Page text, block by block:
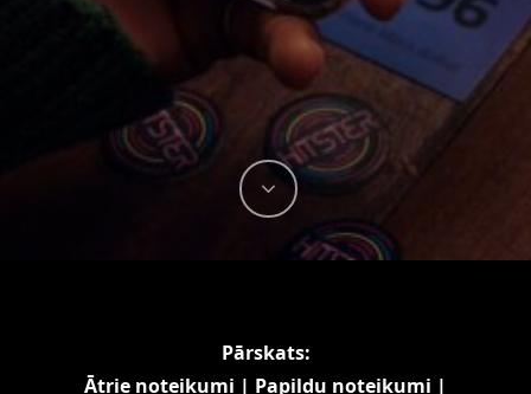
Pārskats:
Ātrie noteikumi | Papildu noteikumi |